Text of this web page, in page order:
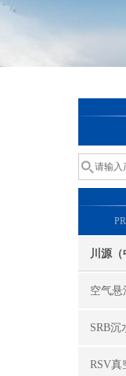
川源
空气悬
SRB沉
RSV真